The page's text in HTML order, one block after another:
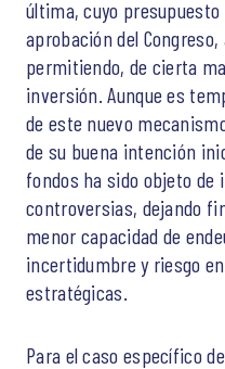
última, cuyo
aprobación del
permitiendo, de cierta
inversión. Aunque es
de este nuevo
de su buena intención
fondos ha sido objeto
controversias, dejando
menor capacidad de
incertidumbre y riesgo
estratégicas.
Para el caso específico